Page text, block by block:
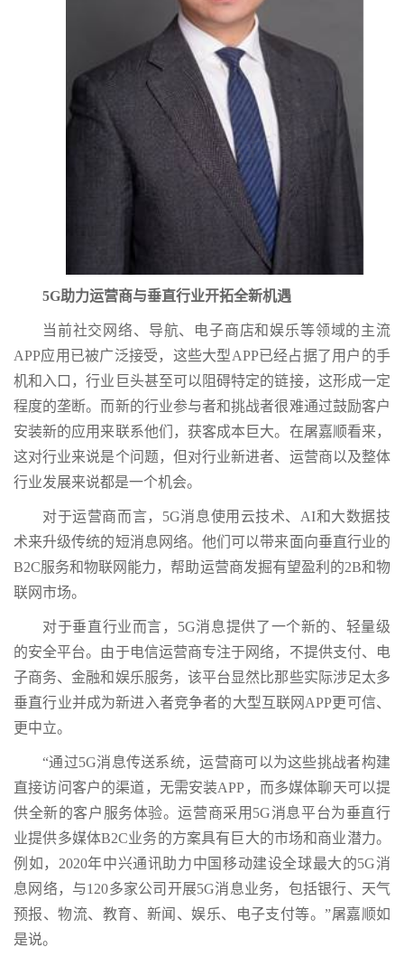
5G助力运营商与垂直行业开拓全新机遇
当前社交网络、导航、电子商店和娱乐等领域的主流
APP应用已被广泛接受，这些大型APP已经占据了用户的手
机和入口，行业巨头甚至可以阻碍特定的链接，这形成一定
程度的垄断。而新的行业参与者和挑战者很难通过鼓励客户
安装新的应用来联系他们，获客成本巨大。在屠嘉顺看来，
这对行业来说是个问题，但对行业新进者、运营商以及整体
行业发展来说都是一个机会。
对于运营商而言，5G消息使用云技术、AI和大数据技
术来升级传统的短消息网络。他们可以带来面向垂直行业的
B2C服务和物联网能力，帮助运营商发掘有望盈利的2B和物
联网市场。
对于垂直行业而言，5G消息提供了一个新的、轻量级
的安全平台。由于电信运营商专注于网络，不提供支付、电
子商务、金融和娱乐服务，该平台显然比那些实际涉足太多
垂直行业并成为新进入者竞争者的大型互联网APP更可信、
更中立。
“通过5G消息传送系统，运营商可以为这些挑战者构建
直接访问客户的渠道，无需安装APP，而多媒体聊天可以提
供全新的客户服务体验。运营商采用5G消息平台为垂直行
业提供多媒体B2C业务的方案具有巨大的市场和商业潜力。
例如，2020年中兴通讯助力中国移动建设全球最大的5G消
息网络，与120多家公司开展5G消息业务，包括银行、天气
预报、物流、教育、新闻、娱乐、电子支付等。”屠嘉顺如
是说。